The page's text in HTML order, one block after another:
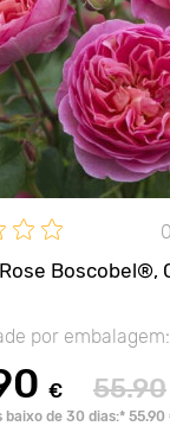
Boscobel®,
por embalagem:
€ 55.90
baixo de 30 dias:* 55.90